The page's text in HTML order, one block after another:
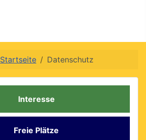
Startseite Datenschutz
Interesse
Freie Plätze